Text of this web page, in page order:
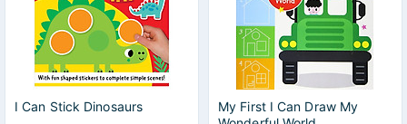
I Can Stick Dinosaurs
My First I Can Draw My